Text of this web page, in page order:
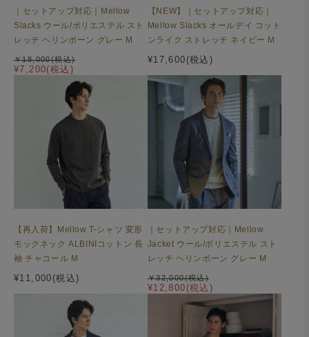
｜セットアップ対応｜Mellow
Slacks ウール/ポリエステル スト
レッチ ヘリンボーン グレー M
¥7,200(税込)
￥18,000(税込)
【NEW】｜セットアップ対応｜
Mellow Slacks オールデイ コット
ンライク ストレッチ ネイビー M
¥17,600(税込)
【再入荷】Mellow T-シャツ 変形
モックネック ALBINIコットン 長
袖 チャコール M
¥11,000(税込)
｜セットアップ対応｜Mellow
Jacket ウール/ポリエステル スト
レッチ ヘリンボーン グレー M
¥12,800(税込)
￥32,000(税込)